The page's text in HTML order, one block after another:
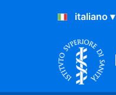
Salta al Contenuto
Salta al Footer